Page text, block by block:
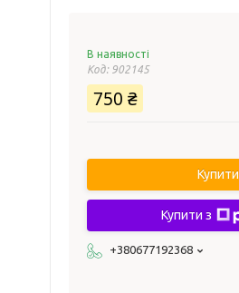
В наявності
Код: 902145
750 ₴
Купити
Купити з
+380677192368